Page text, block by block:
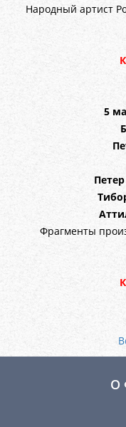
Народный артист
5
П
Фрагменты
О